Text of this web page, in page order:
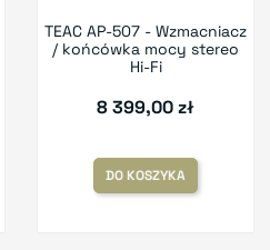
TEAC AP-507 - Wzmacniacz
/ końcówka mocy stereo
Hi-Fi
8 399,00 zł
DO KOSZYKA